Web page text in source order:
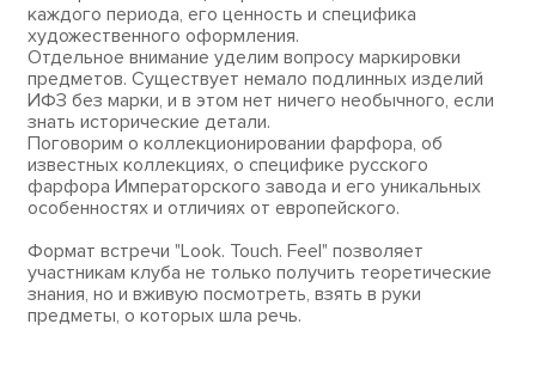
каждого периода, его ценность и специфика
художественного оформления.
Отдельное внимание уделим вопросу маркировки
предметов. Существует немало подлинных изделий
ИФЗ без марки, и в этом нет ничего необычного, если
знать исторические детали.
Поговорим о коллекционировании фарфора, об
известных коллекциях, о специфике русского
фарфора Императорского завода и его уникальных
особенностях и отличиях от европейского.
Формат встречи "Look. Touch. Feel" позволяет
участникам клуба не только получить теоретические
знания, но и вживую посмотреть, взять в руки
предметы, о которых шла речь.